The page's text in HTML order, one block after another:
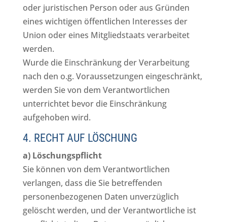
oder juristischen Person oder aus Gründen
eines wichtigen öffentlichen Interesses der
Union oder eines Mitgliedstaats verarbeitet
werden.
Wurde die Einschränkung der Verarbeitung
nach den o.g. Voraussetzungen eingeschränkt,
werden Sie von dem Verantwortlichen
unterrichtet bevor die Einschränkung
aufgehoben wird.
4. RECHT AUF LÖSCHUNG
a) Löschungspflicht
Sie können von dem Verantwortlichen
verlangen, dass die Sie betreffenden
personenbezogenen Daten unverzüglich
gelöscht werden, und der Verantwortliche ist